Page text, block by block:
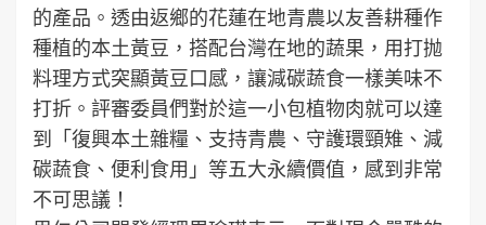
的產品。透由返鄉的花蓮在地青農以友善耕種作
種植的本土黃豆，搭配台灣在地的蔬果，用打抛
料理方式突顯黃豆口感，讓減碳蔬食一樣美味不
打折。評審委員們對於這一小包植物肉就可以達
到「復興本土雜糧、支持青農、守護環頸雉、減
碳蔬食、便利食用」等五大永續價值，感到非常
不可思議！